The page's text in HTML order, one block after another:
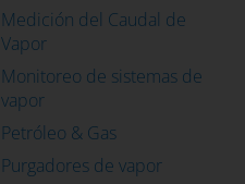
Medición del Caudal de
Vapor
Monitoreo de sistemas de
vapor
Petróleo & Gas
Purgadores de vapor